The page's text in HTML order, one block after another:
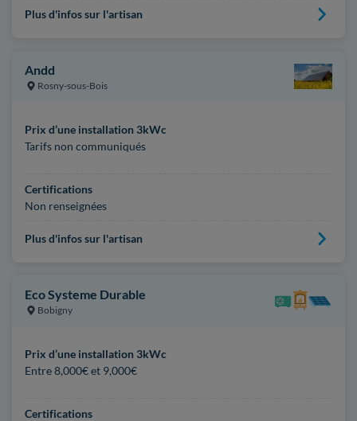
Plus d'infos sur l'artisan
Andd
Rosny-sous-Bois
Prix d’une installation 3kWc
Tarifs non communiqués
Certifications
Non renseignées
Plus d'infos sur l'artisan
Eco Systeme Durable
Bobigny
Prix d’une installation 3kWc
Entre 8,000€ et 9,000€
Certifications